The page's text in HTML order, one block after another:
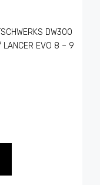
DW300
LANCER EVO 8 – 9